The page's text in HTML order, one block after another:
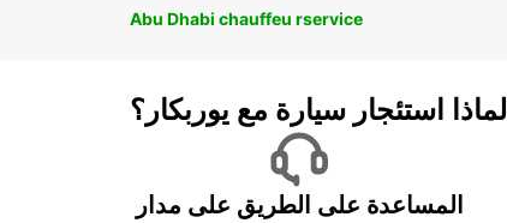
Abu Dhabi chauffeu rservice
لماذا استئجار سيارة مع يوربكار؟
المساعدة على الطريق على مدار